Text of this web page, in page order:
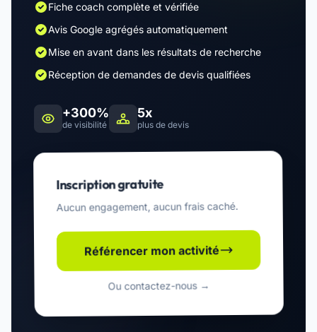
Fiche coach complète et vérifiée
Avis Google agrégés automatiquement
Mise en avant dans les résultats de recherche
Réception de demandes de devis qualifiées
+300%
de visibilité
5x
plus de devis
Inscription gratuite
Aucun engagement, aucun frais caché.
Référencer mon activité
Ou contactez-nous →